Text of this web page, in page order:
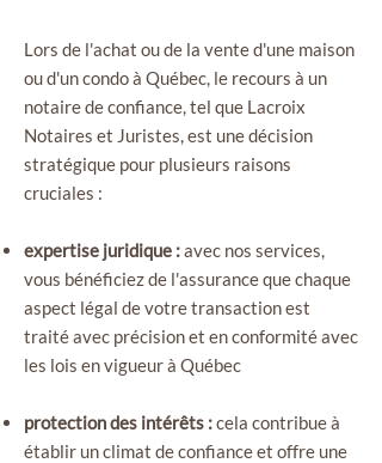
Lors de l'achat ou de la vente d'une maison
ou d'un condo à Québec, le recours à un
notaire de confiance, tel que Lacroix
Notaires et Juristes, est une décision
stratégique pour plusieurs raisons
cruciales :
expertise juridique :avec nos services,
vous bénéficiez de l'assurance que chaque
aspect légal de votre transaction est
traité avec précision et en conformité avec
les lois en vigueur à Québec
protection des intérêts :cela contribue à
établir un climat de confiance et offre une